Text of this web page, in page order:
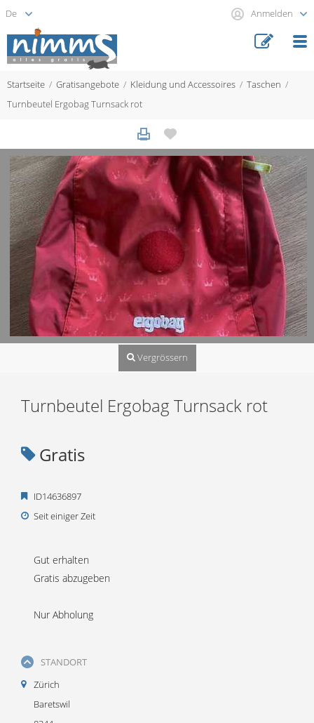
Anmelden
Startseite Gratisangebote Kleidung und Accessoires
Taschen
Turnbeutel Ergobag Turnsack rot
Vergrössern
Turnbeutel Ergobag Turnsack rot
Gratis
ID14636897
Seit einiger Zeit
Gut erhalten
Gratis abzugeben
Nur Abholung
STANDORT
Zürich
Baretswil